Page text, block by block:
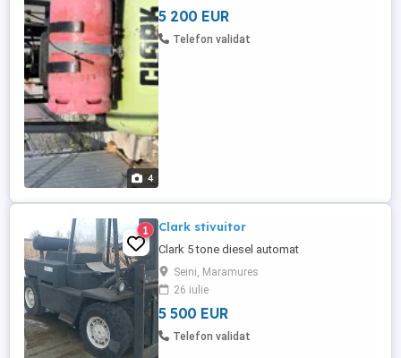
4
5 200 EUR
Telefon validat
1 Clark stivuitor
Clark 5 tone diesel automat
Seini, Maramures
26 iulie
5 500 EUR
Telefon validat